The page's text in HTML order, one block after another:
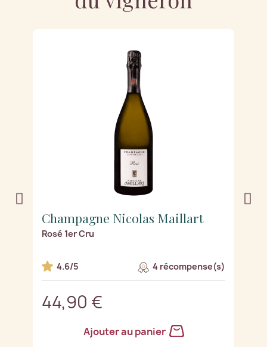
Champagne Nicolas Maillart
Rosé 1er Cru
4.6/5 4 récompense(s)
44,90 €
Ajouter au panier